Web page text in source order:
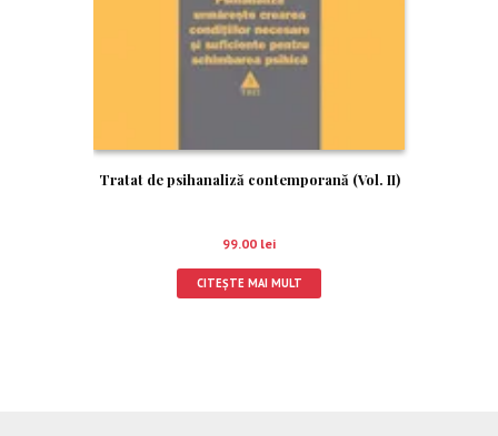
Tratat de psihanaliză contemporană (Vol. II)
99.00 lei
CITEȘTE MAI MULT